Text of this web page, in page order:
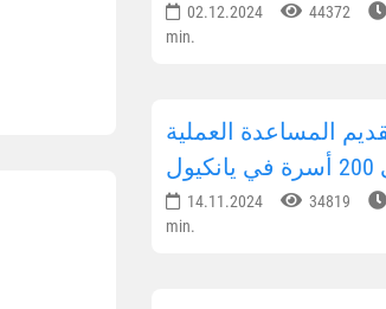
02.12.2024 44372
min.
المساعدة العملية
14.11.2024 34819
min.